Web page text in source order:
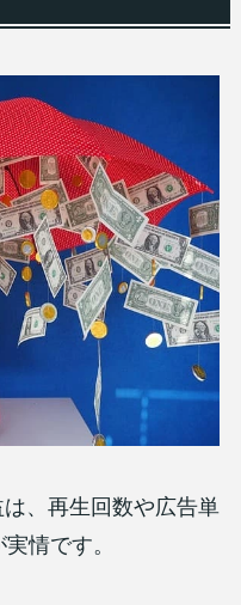
、再生回数や広告単
情です。